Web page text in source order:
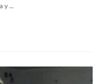
y ...